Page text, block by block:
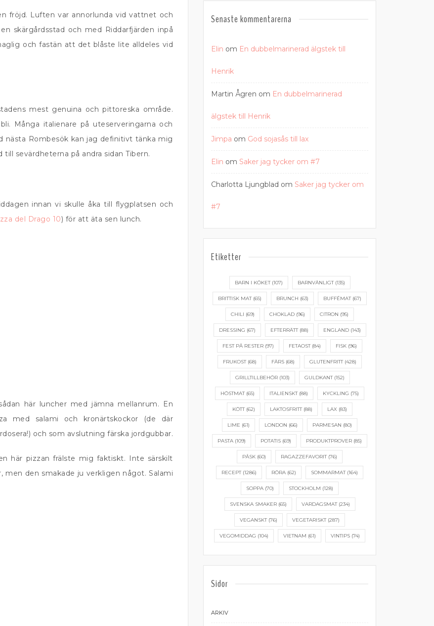
fröjd. Luften var annorlunda vid vattnet och
skärgårdsstad och med Riddarfjärden inpå
och fastän att det blåste lite alldeles vid
mest genuina och pittoreska område.
Många italienare på uteserveringarna och
Rombesök kan jag definitivt tänka mig
sevärdheterna på andra sidan Tibern.
innan vi skulle åka till flygplatsen och
del Drago 10) för att äta sen lunch.
här luncher med jämna mellanrum. En
med salami och kronärtskockor (de där
och som avslutning färska jordgubbar.
här pizzan frälste mig faktiskt. Inte särskilt
den smakade ju verkligen något. Salami
Senaste kommentarerna
Elin om En dubbelmarinerad älgstek till
Henrik
Martin Ågren om En dubbelmarinerad
älgstek till Henrik
Jimpa om God sojasås till lax
Elin om Saker jag tycker om #7
Charlotta Ljungblad om Saker jag tycker om
#7
Etiketter
BARN I KÖKET(107) BARNVÄNLIGT(135)
BRITTISK MAT(65) BRUNCH (63) BUFFÉMAT(67)
CHILI (69) CHOKLAD (96) CITRON (95)
DRESSING (67) EFTERRÄTT(88) ENGLAND(143)
FEST PÅ RESTER (97) FETAOST(84) FISK (96)
FRUKOST(68) FÄRS (68) GLUTENFRITT(428)
GRILLTILLBEHÖR(103) GULDKANT(152)
HÖSTMAT(65) ITALIENSKT(88) KYCKLING (75)
KÖTT(62) LAKTOSFRITT(88) LAX (83)
LIME (61) LONDON (66) PARMESAN (80)
PASTA (109) POTATIS (69) PRODUKTPROVER (85)
PÅSK (60) RAGAZZEFAVORIT(76)
RECEPT(1286) RÖRA (62) SOMMARMAT(164)
SOPPA (70) STOCKHOLM (128)
SVENSKA SMAKER(65) VARDAGSMAT(234)
VEGANSKT(76) VEGETARISKT(287)
VEGOMIDDAG (104) VIETNAM (61) VINTIPS (74)
Sidor
ARKIV